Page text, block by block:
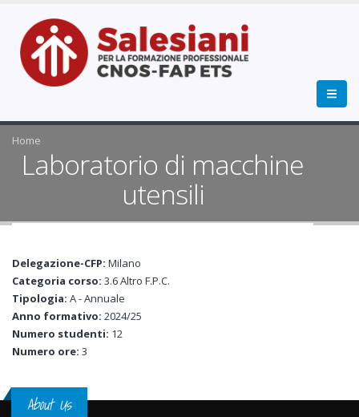
Home
Laboratorio di macchine
utensili
Delegazione-CFP: Milano
Categoria corso: 3.6 Altro F.P.C.
Tipologia: A - Annuale
Anno formativo: 2024/25
Numero studenti: 12
Numero ore: 3
About Us